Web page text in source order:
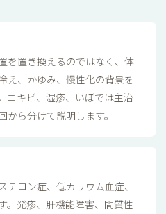
を置き換えるのではなく、体
え、かゆみ、慢性化の背景を
ニキビ、湿疹、いぼでは主治
ら分けて説明します。
ロン症、低カリウム血症、
。発疹、肝機能障害、間質性